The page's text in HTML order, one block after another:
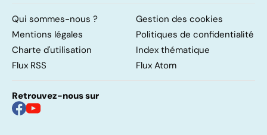
Qui sommes-nous ?
Gestion des cookies
Mentions légales
Politiques de confidentialité
Charte d'utilisation
Index thématique
Flux RSS
Flux Atom
Retrouvez-nous sur